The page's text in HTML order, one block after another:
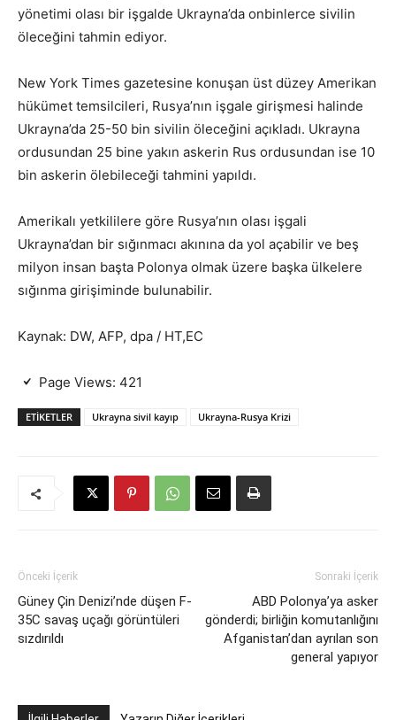
yönetimi olası bir işgalde Ukrayna’da onbinlerce sivilin
öleceğini tahmin ediyor.
New York Times gazetesine konuşan üst düzey Amerikan
hükümet temsilcileri, Rusya’nın işgale girişmesi halinde
Ukrayna’da 25-50 bin sivilin öleceğini açıkladı. Ukrayna
ordusundan 25 bine yakın askerin Rus ordusundan ise 10
bin askerin ölebileceği tahmini yapıldı.
Amerikalı yetkililere göre Rusya’nın olası işgali
Ukrayna’dan bir sığınmacı akınına da yol açabilir ve beş
milyon insan başta Polonya olmak üzere başka ülkelere
sığınma girişiminde bulunabilir.
Kaynak: DW, AFP, dpa / HT,EC
Page Views: 421
ETIKETLER Ukrayna sivil kayıp Ukrayna-Rusya Krizi
Önceki İçerik
Güney Çin Denizi’nde düşen F-
35C savaş uçağı görüntüleri
sızdırıldı
Sonraki İçerik
ABD Polonya’ya asker
gönderdi; birliğin komutanlığını
Afganistan’dan ayrılan son
general yapıyor